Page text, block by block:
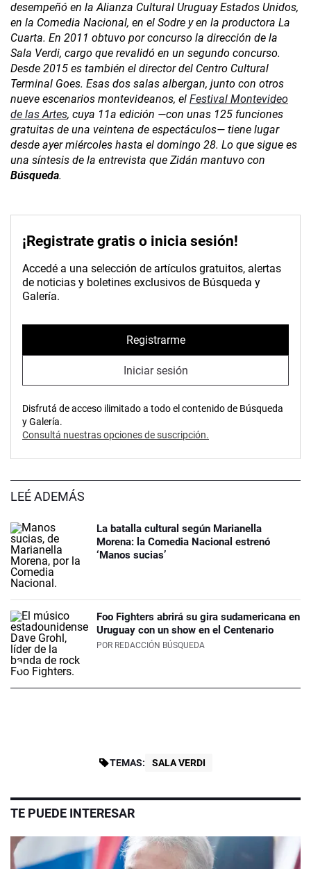
desempeñó en la Alianza Cultural Uruguay Estados Unidos,
en la Comedia Nacional, en el Sodre y en la productora La
Cuarta. En 2011 obtuvo por concurso la dirección de la
Sala Verdi, cargo que revalidó en un segundo concurso.
Desde 2015 es también el director del Centro Cultural
Terminal Goes. Esas dos salas albergan, junto con otros
nueve escenarios montevideanos, el Festival Montevideo
de las Artes, cuya 11a edición —con unas 125 funciones
gratuitas de una veintena de espectáculos— tiene lugar
desde ayer miércoles hasta el domingo 28. Lo que sigue es
una síntesis de la entrevista que Zidán mantuvo con
Búsqueda.
¡Registrate gratis o inicia sesión!
Accedé a una selección de artículos gratuitos, alertas
de noticias y boletines exclusivos de Búsqueda y
Galería.
Registrarme
Iniciar sesión
Disfrutá de acceso ilimitado a todo el contenido de Búsqueda
y Galería.
Consultá nuestras opciones de suscripción.
LEÉ ADEMÁS
La batalla cultural según Marianella
Morena: la Comedia Nacional estrenó
‘Manos sucias’
Foo Fighters abrirá su gira sudamericana en
Uruguay con un show en el Centenario
POR REDACCIÓN BÚSQUEDA
TEMAS: SALA VERDI
TE PUEDE INTERESAR